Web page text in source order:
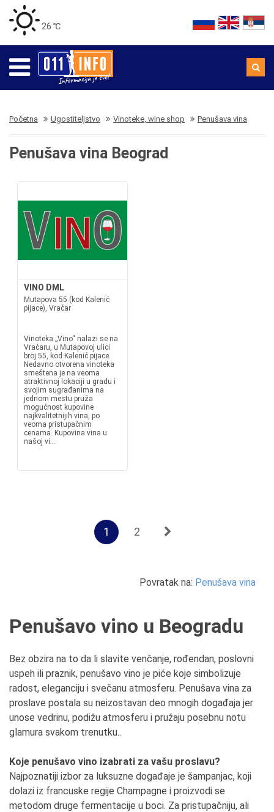
26 ℃
Početna Ugostiteljstvo Vinoteke, wine shop Penušava vina
Penušava vina Beograd
VINO DML
Mutapova 55 (kod Kalenić
pijace), Vračar
Vinoteka „Vino“ nalazi se na
Vračaru, u Mutapovoj ulici
broj 55, kod Kalenić pijace.
Nedavno otvorena vinoteka
smeštena je na veoma
atraktivnoj lokaciji u gradu i
svojim sugrađanima na
jednom mestu pruža
mogućnost kupovine
najkvalitetnijih vina, po
veoma pristupačnim
cenama. Kupovina vina u
našoj vi...
1 2
Povratak na: Penušava vina
Penušavo vino u Beogradu
Bez obzira na to da li slavite venčanje, rođendan, poslovni
uspeh ili praznik, penušavo vino je piće koje simbolizuje
radost, eleganciju i svečanu atmosferu. Penušava vina za
proslave postala su neizostavan deo mnogih događaja jer
unose vedrinu, podižu atmosferu i pružaju posebnu notu
glamura svakom trenutku..
Koje penušavo vino izabrati za vašu proslavu?
Najpoznatiji izbor za luksuzne događaje je šampanjac, koji
dolazi iz francuske regije Champagne i proizvodi se
metodom druge fermentacije u boci. Za pristupačniju, ali